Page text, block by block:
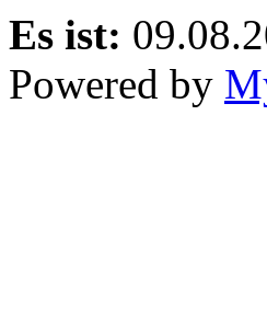
Es ist:
Powered by